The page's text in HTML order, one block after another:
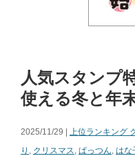
人気スタンプ
使える冬と年
2025/11/29 | 上位ランキング
り , クリスマス, ぱっつん, はな